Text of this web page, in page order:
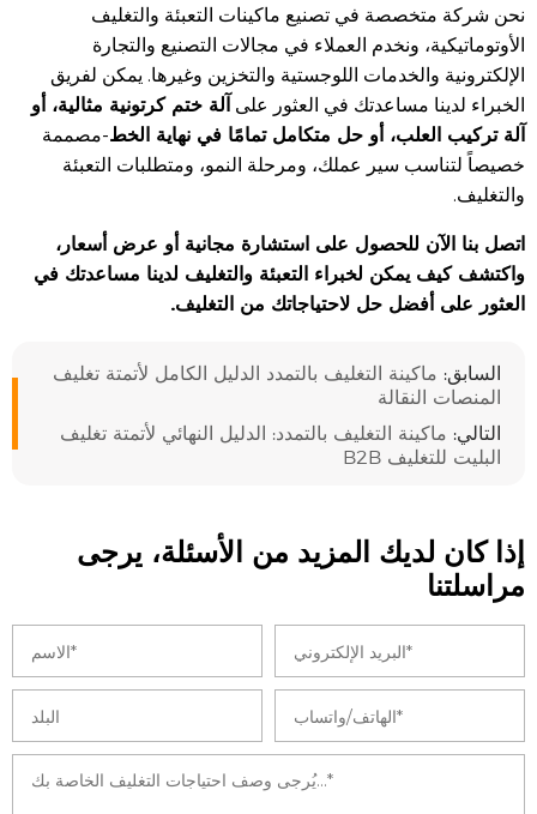
نحن شركة متخصصة في تصنيع ماكينات التعبئة والتغليف
الأوتوماتيكية، ونخدم العملاء في مجالات التصنيع والتجارة
الإلكترونية والخدمات اللوجستية والتخزين وغيرها. يمكن لفريق
الخبراء لدينا مساعدتك في العثور على آلة ختم كرتونية مثالية، أو
آلة تركيب العلب، أو حل متكامل تمامًا في نهاية الخط-مصممة
خصيصاً لتناسب سير عملك، ومرحلة النمو، ومتطلبات التعبئة
والتغليف.
اتصل بنا الآن للحصول على استشارة مجانية أو عرض أسعار،
واكتشف كيف يمكن لخبراء التعبئة والتغليف لدينا مساعدتك في
العثور على أفضل حل لاحتياجاتك من التغليف.
السابق: ماكينة التغليف بالتمدد الدليل الكامل لأتمتة تغليف
المنصات النقالة
التالي: ماكينة التغليف بالتمدد: الدليل النهائي لأتمتة تغليف
البليت للتغليف B2B
إذا كان لديك المزيد من الأسئلة، يرجى
مراسلتنا